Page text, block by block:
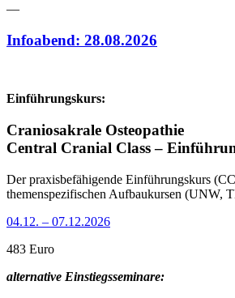
—
Infoabend: 28.08.2026
Einführungskurs:
Craniosakrale Osteopathie
Central Cranial Class –
Der praxisbefähigende Einführungskurs
themenspezifischen Aufbaukursen (UNW,
04.12. – 07.12.2026
483 Euro
alternative Einstiegsseminare: